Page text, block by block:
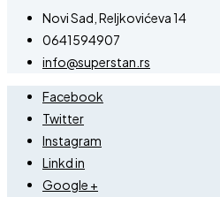
Novi Sad, Reljkovićeva 14
0641594907
info@superstan.rs
Facebook
Twitter
Instagram
Linkd in
Google +